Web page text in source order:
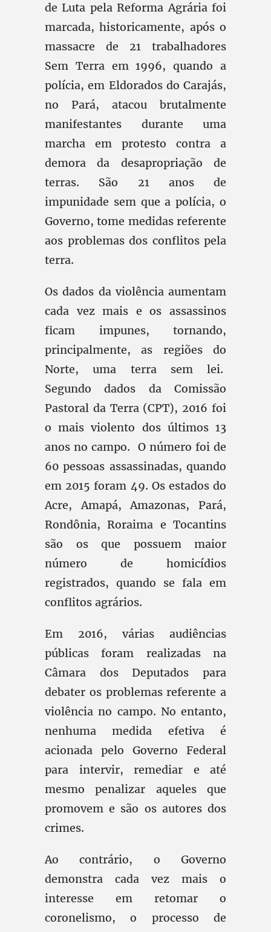
de Luta pela Reforma Agrária foi
marcada, historicamente, após o
massacre de 21 trabalhadores
Sem Terra em 1996, quando a
polícia, em Eldorados do Carajás,
no Pará, atacou brutalmente
manifestantes durante uma
marcha em protesto contra a
demora da desapropriação de
terras. São 21 anos de
impunidade sem que a polícia, o
Governo, tome medidas referente
aos problemas dos conflitos pela
terra.
Os dados da violência aumentam
cada vez mais e os assassinos
ficam impunes, tornando,
principalmente, as regiões do
Norte, uma terra sem lei.
Segundo dados da Comissão
Pastoral da Terra (CPT), 2016 foi
o mais violento dos últimos 13
anos no campo. O número foi de
60 pessoas assassinadas, quando
em 2015 foram 49. Os estados do
Acre, Amapá, Amazonas, Pará,
Rondônia, Roraima e Tocantins
são os que possuem maior
número de homicídios
registrados, quando se fala em
conflitos agrários.
Em 2016, várias audiências
públicas foram realizadas na
Câmara dos Deputados para
debater os problemas referente a
violência no campo. No entanto,
nenhuma medida efetiva é
acionada pelo Governo Federal
para intervir, remediar e até
mesmo penalizar aqueles que
promovem e são os autores dos
crimes.
Ao contrário, o Governo
demonstra cada vez mais o
interesse em retomar o
coronelismo, o processo de